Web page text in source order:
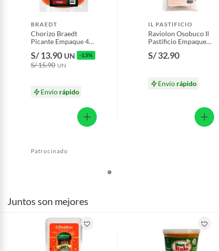
BRAEDT
Chorizo Braedt
Picante Empaque 400
S/ 13.90 UN -13%
S/ 15.90 UN
Envío rápido
Patrocinado
IL PASTIFICIO
Raviolon Osobuco Il
Pastificio Empaque
S/ 32.90
Envío rápido
Juntos son mejores